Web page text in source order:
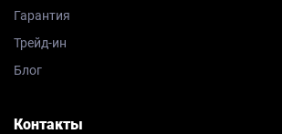
Гарантия
Трейд-ин
Блог
Контакты